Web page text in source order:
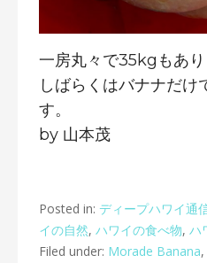
一房丸々で35kgもあり
しばらくはバナナだけ
す。
by 山本茂
Posted in: ディープハワイ通
イの自然, ハワイの食べ物, ハ
Filed under: Morade Banana,